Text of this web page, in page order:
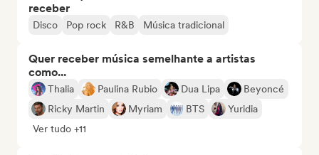
receber
Disco Pop rock R&B Música tradicional
Quer receber música semelhante a artistas
como...
Thalia Paulina Rubio Dua Lipa
Beyoncé
Ricky Martin
Myriam BTS
Yuridia
Ver tudo +11